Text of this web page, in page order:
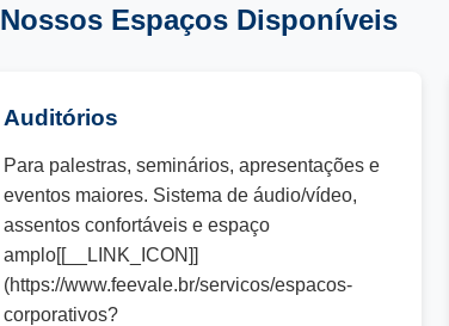
Nossos Espaços Disponíveis
Auditórios
Para palestras, seminários, apresentações e
eventos maiores. Sistema de áudio/vídeo,
assentos confortáveis e espaço
amplo[[__LINK_ICON]]
(https://www.feevale.br/servicos/espacos-
corporativos?